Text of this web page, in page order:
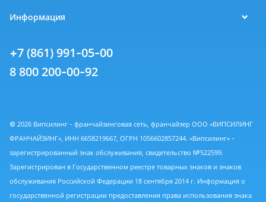
Информация
+7 (861) 991-05-00
8 800 200-00-92
© 2026 Випсилинг - франчайзинговая сеть, франчайзер ООО «ВИПСИЛИНГ
ФРАНЧАЙЗИНГ», ИНН 6658219667, ОГРН 1056602857244. «Випсилинг» -
зарегистрированный знак обслуживания, свидетельство №522599.
Зарегистрирован в Государственном реестре товарных знаков и знаков
обслуживания Российской Федерации 18 сентября 2014 г. Информация о
государственной регистрации предоставления права использования знака